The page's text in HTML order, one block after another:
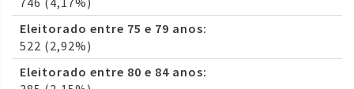
Eleitorado entre 75 e 79 anos:
522 (2,92%)
Eleitorado entre 80 e 84 anos: